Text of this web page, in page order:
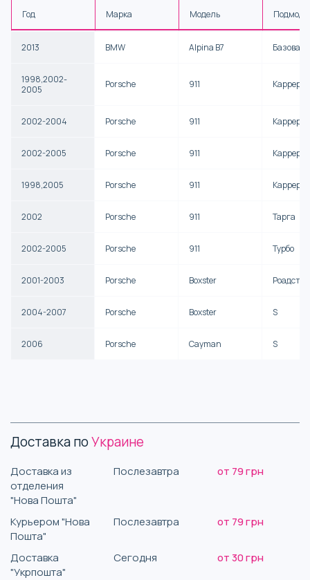
Год Марка Модель
2013 BMW Alpina B7 Базовая
1998,2002-
2005
Porsche 911 Каррера
2002-2004 Porsche 911 Каррера
2002-2005 Porsche 911 Каррера
1998,2005 Porsche 911 Каррера
2002 Porsche 911 Тарга
2002-2005 Porsche 911 Турбо
2001-2003 Porsche Boxster Роадстер
2004-2007 Porsche Boxster S
2006 Porsche Cayman S
Доставка поУкраине
Доставка из
отделения
"Нова Пошта"
Послезавтра от 79 грн
Курьером "Нова
Пошта"
Послезавтра от 79 грн
Доставка
"Укрпошта"
Сегодня от 30 грн